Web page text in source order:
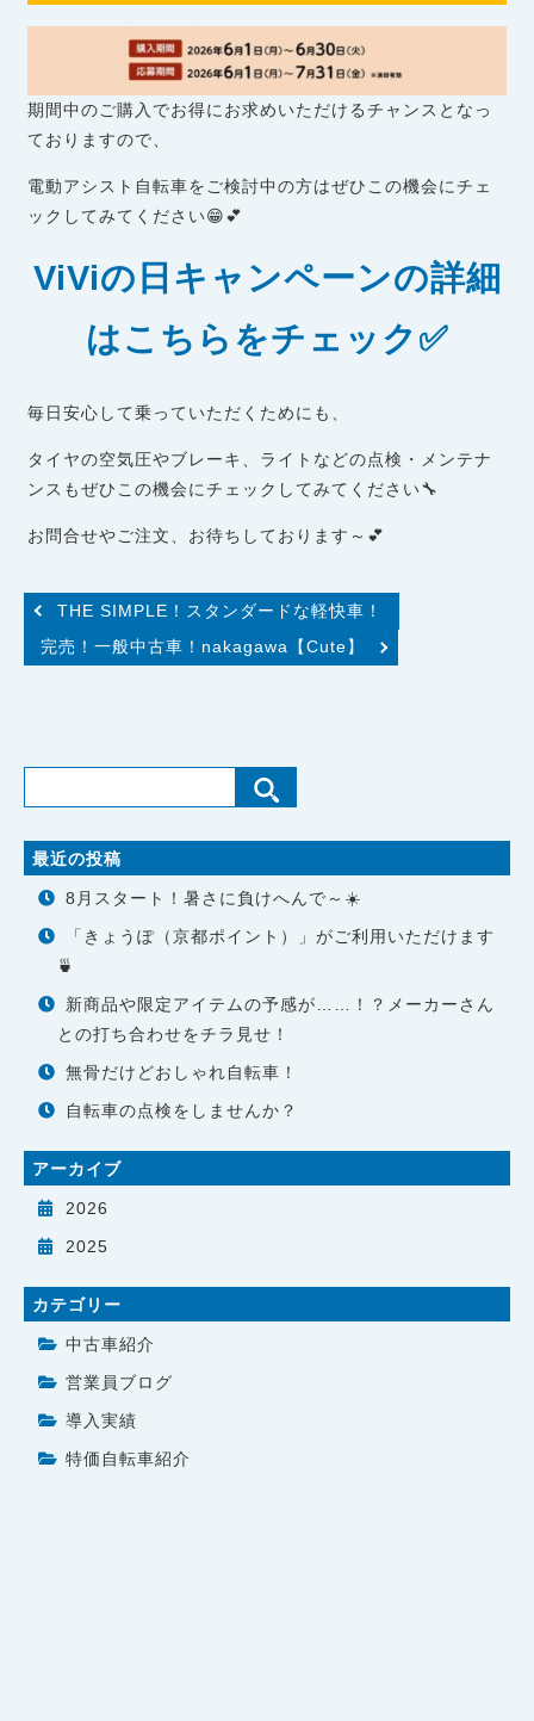
期間中のご購入でお得にお求めいただけるチャンスとなっ
ておりますので、
電動アシスト自転車をご検討中の方はぜひこの機会にチェ
ックしてみてください😁💕
ViViの日キャンペーンの詳細
はこちらをチェック✅
毎日安心して乗っていただくためにも、
タイヤの空気圧やブレーキ、ライトなどの点検・メンテナ
ンスもぜひこの機会にチェックしてみてください🔧
お問合せやご注文、お待ちしております～💕
THE SIMPLE！スタンダードな軽快車！
完売！一般中古車！nakagawa【Cute】
最近の投稿
8月スタート！暑さに負けへんで～☀️
「きょうぽ（京都ポイント）」がご利用いただけます
🍵
新商品や限定アイテムの予感が……！？メーカーさん
との打ち合わせをチラ見せ！
無骨だけどおしゃれ自転車！
自転車の点検をしませんか？
アーカイブ
2026
2025
カテゴリー
中古車紹介
営業員ブログ
導入実績
特価自転車紹介